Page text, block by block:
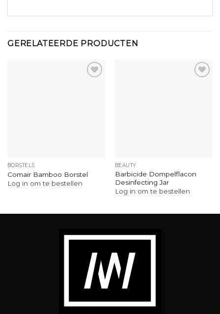
GERELATEERDE PRODUCTEN
BORSTELS
Comair Bamboo Borstel
Log in om te bestellen
BEAUTY
Barbicide Dompelflacon
Desinfecting Jar
Log in om te bestellen